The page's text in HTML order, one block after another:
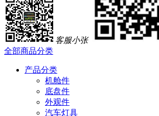
客服小张
全部商品分类
产品分类
机舱件
底盘件
外观件
汽车灯具